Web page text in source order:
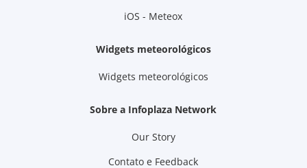
iOS - Meteox
Widgets meteorológicos
Widgets meteorológicos
Sobre a Infoplaza Network
Our Story
Contato e Feedback